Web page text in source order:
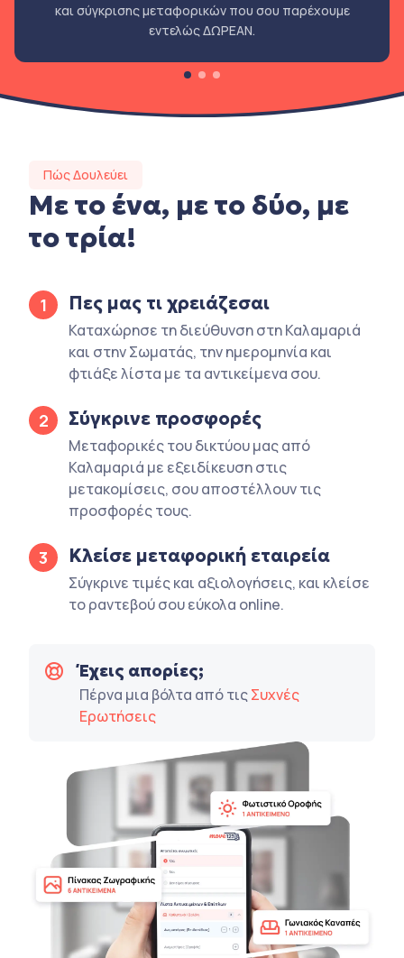
και σύγκρισης μεταφορικών που σου παρέχουμε
εντελώς ΔΩΡΕΑΝ.
Πώς Δουλεύει
Με το ένα, με το δύο, με
το τρία!
1 Πες μας τι χρειάζεσαι
Καταχώρησε τη διεύθυνση στη Καλαμαριά
και στην Σωματάς, την ημερομηνία και
φτιάξε λίστα με τα αντικείμενα σου.
2 Σύγκρινε προσφορές
Μεταφορικές του δικτύου μας από
Καλαμαριά με εξειδίκευση στις
μετακομίσεις, σου αποστέλλουν τις
προσφορές τους.
3 Κλείσε μεταφορική εταιρεία
Σύγκρινε τιμές και αξιολογήσεις, και κλείσε
το ραντεβού σου εύκολα online.
Έχεις απορίες;
Πέρνα μια βόλτα από τιςΣυχνές
Ερωτήσεις